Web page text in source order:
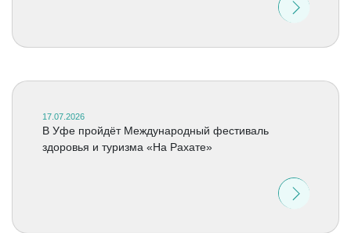
17.07.2026
В Уфе пройдёт Международный фестиваль
здоровья и туризма «На Рахате»